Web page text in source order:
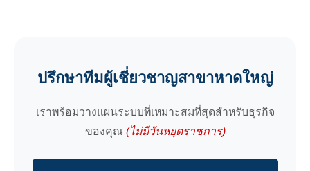
ปรึกษาทีมผู้เชี่ยวชาญสาขาหาดใหญ่
เราพร้อมวางแผนระบบที่เหมาะสมที่สุดสำหรับธุรกิจ
ของคุณ (ไม่มีวันหยุดราชการ)